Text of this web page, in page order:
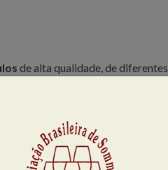
de alta qualidade, de diferentes
de mercado: